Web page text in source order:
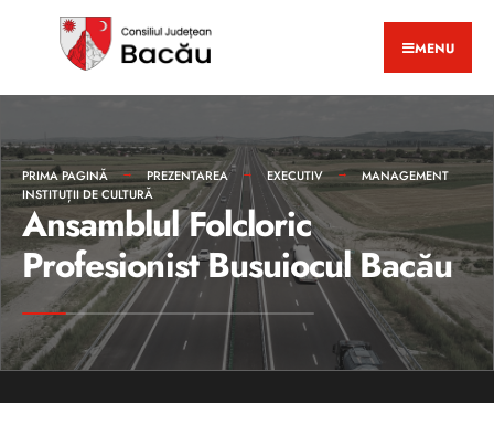
MENU
PRIMA PAGINĂ PREZENTAREA EXECUTIV
MANAGEMENT
INSTITUȚII DE CULTURĂ
Ansamblul Folcloric
Profesionist Busuiocul Bacău